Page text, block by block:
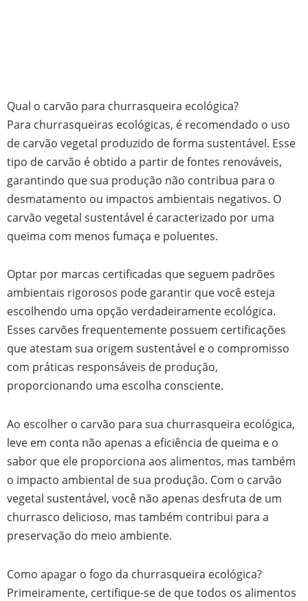
Qual o carvão para churrasqueira ecológica?
Para churrasqueiras ecológicas, é recomendado o uso
de carvão vegetal produzido de forma sustentável. Esse
tipo de carvão é obtido a partir de fontes renováveis,
garantindo que sua produção não contribua para o
desmatamento ou impactos ambientais negativos. O
carvão vegetal sustentável é caracterizado por uma
queima com menos fumaça e poluentes.
Optar por marcas certificadas que seguem padrões
ambientais rigorosos pode garantir que você esteja
escolhendo uma opção verdadeiramente ecológica.
Esses carvões frequentemente possuem certificações
que atestam sua origem sustentável e o compromisso
com práticas responsáveis de produção,
proporcionando uma escolha consciente.
Ao escolher o carvão para sua churrasqueira ecológica,
leve em conta não apenas a eficiência de queima e o
sabor que ele proporciona aos alimentos, mas também
o impacto ambiental de sua produção. Com o carvão
vegetal sustentável, você não apenas desfruta de um
churrasco delicioso, mas também contribui para a
preservação do meio ambiente.
Como apagar o fogo da churrasqueira ecológica?
Primeiramente, certifique-se de que todos os alimentos